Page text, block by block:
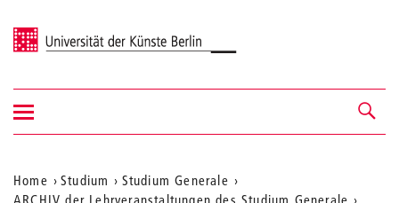
Universität der Künste Berlin
Navigation &
Suche
Navigation
ein-/ausblenden
Aktuelle
Home Studium
Studium Generale
ARCHIV der Lehrveranstaltungen des Studium Generale